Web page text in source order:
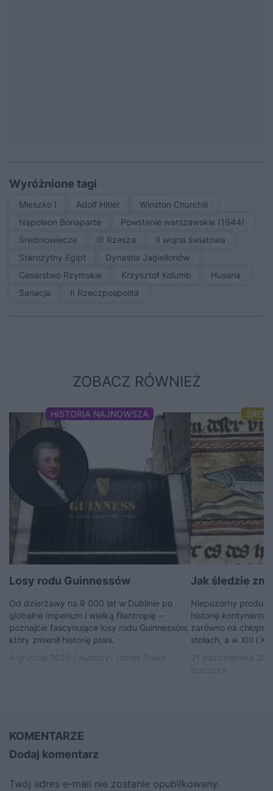
Wyróżnione tagi
Mieszko I Adolf Hitler
Winston Churchill
Napoleon Bonaparte
Powstanie warszawskie (1944)
średniowiecze
III Rzesza
II wojna światowa
Starożytny Egipt
Dynastia Jagiellonów
Cesarstwo Rzymskie
Krzysztof Kolumb
Husaria
sanacja
II Rzeczpospolita
ZOBACZ RÓWNIEŻ
HISTORIA NAJNOWSZA
Losy rodu Guinnessów
Od dzierżawy na 9 000 lat w Dublinie po
globalne imperium i wielką filantropię –
poznajcie fascynujące losy rodu Guinnessów,
który zmienił historię piwa.
Jak śledzie
Niepozorny
historię kontynentu.
zarówno na
stołach, a w XIII i
KOMENTARZE
Dodaj komentarz
Twój adres e-mail nie zostanie opublikowany.